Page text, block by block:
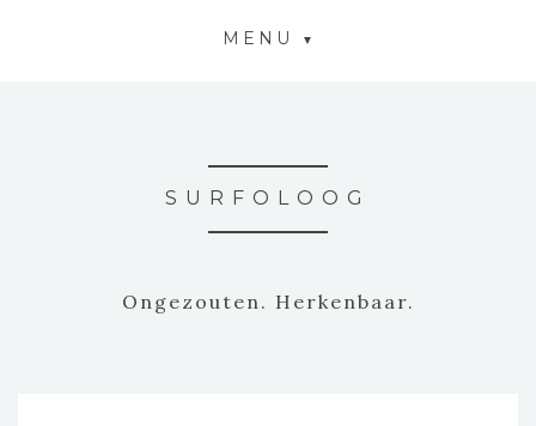
MENU
SURFOLOOG
Ongezouten. Herkenbaar.